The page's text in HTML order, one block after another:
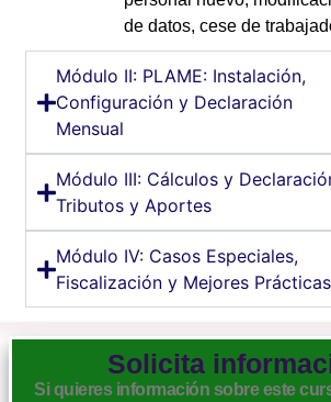
de datos, cese de
Módulo II: PLAME: Instalación,
Configuración y Declaración
Mensual
Módulo III: Cálculos y
Tributos y Aportes
Módulo IV: Casos Especiales,
Fiscalización y Mejores Prácticas
Solicita
Si quieres información sobre este